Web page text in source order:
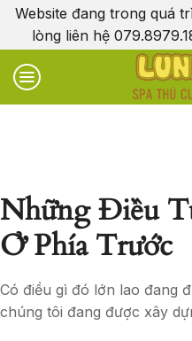
Website đang trong quá
lòng liên hệ
Những Điều
Ở Phía Trước
Có điều gì đó lớn lao đang
chúng tôi đang được xây